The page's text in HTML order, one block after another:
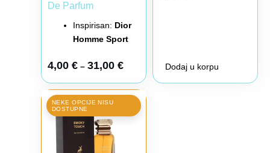
De Parfum
Inspirisan: Dior
Homme Sport
4,00 € – 31,00 € Dodaj u korpu
NEKE OPCIJE NISU
DOSTUPNE
Raspon cena: od 6,00 € do 42,00 €
Ovaj proizvod ima više varijanti. Opcije mogu biti